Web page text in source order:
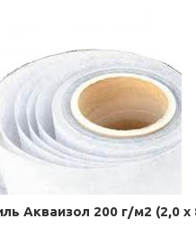
Акваизол 200 г/м2 (2,0 х